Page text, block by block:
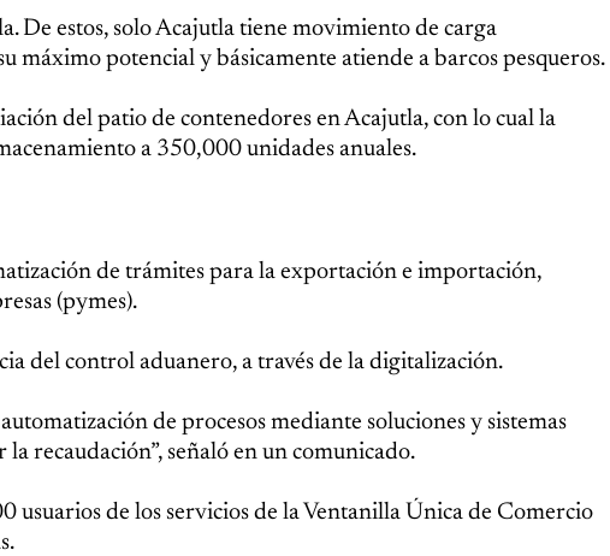
De estos, solo Acajutla tiene movimiento de carga
máximo potencial y básicamente atiende a barcos pesqueros.
del patio de contenedores en Acajutla, con lo cual la
a 350,000 unidades anuales.
de trámites para la exportación e importación,
(pymes).
del control aduanero, a través de la digitalización.
de procesos mediante soluciones y sistemas
recaudación”, señaló en un comunicado.
usuarios de los servicios de la Ventanilla Única de Comercio